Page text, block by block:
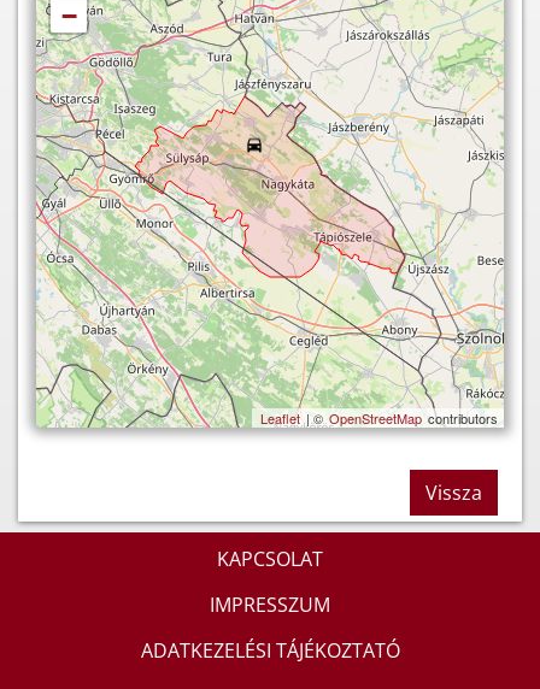
−
Leaflet | © OpenStreetMap contributors
Vissza
KAPCSOLAT
IMPRESSZUM
ADATKEZELÉSI TÁJÉKOZTATÓ